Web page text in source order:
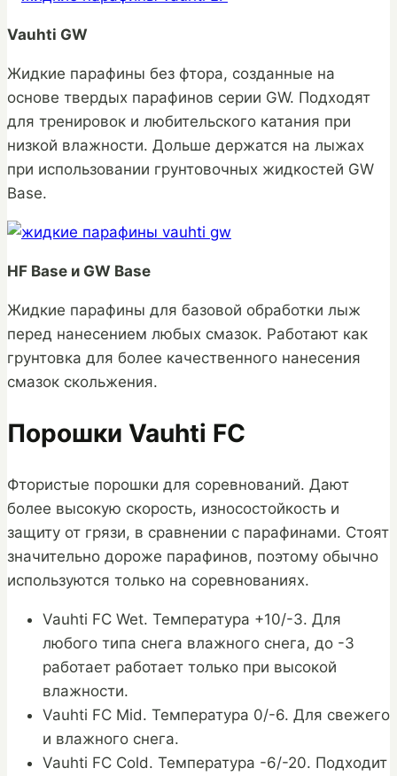
Vauhti GW
Жидкие парафины без фтора, созданные на
основе твердых парафинов серии GW. Подходят
для тренировок и любительского катания при
низкой влажности. Дольше держатся на лыжах
при использовании грунтовочных жидкостей GW
Base.
HF Base и GW Base
Жидкие парафины для базовой обработки лыж
перед нанесением любых смазок. Работают как
грунтовка для более качественного нанесения
смазок скольжения.
Порошки Vauhti FC
Фтористые порошки для соревнований. Дают
более высокую скорость, износостойкость и
защиту от грязи, в сравнении с парафинами. Стоят
значительно дороже парафинов, поэтому обычно
используются только на соревнованиях.
Vauhti FC Wet. Температура +10/-3. Для
любого типа снега влажного снега, до -3
работает работает только при высокой
влажности.
Vauhti FC Mid. Температура 0/-6. Для свежего
и влажного снега.
Vauhti FC Cold. Температура -6/-20. Подходит